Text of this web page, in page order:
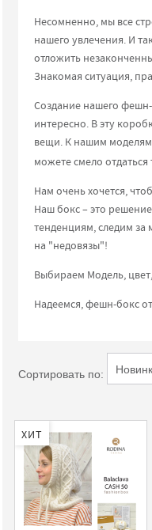
Несомненно, мы все
нашего увлечения. И
отложить
Знакомая ситуация,
Создание нашего
интересно. В эту
вещи. К нашим
можете смело
Нам очень хочется,
Наш бокс – это
тенденциям, следим за
на "недовязы"!
Выбираем Модель,
Надеемся, фешн-бокс
Сортировать по:
ХИТ